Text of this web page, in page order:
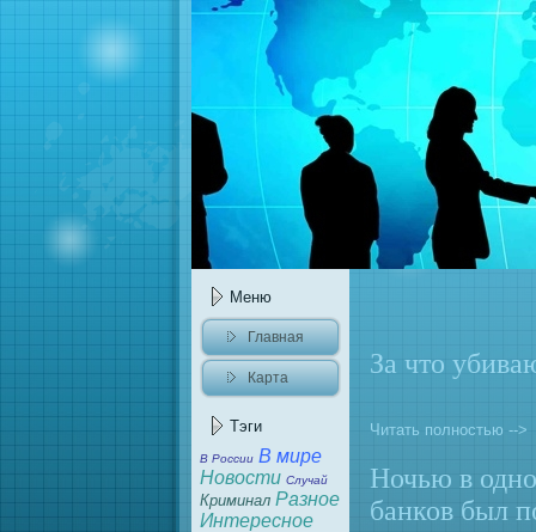
Меню
Главнaя
Карта
Тэги
В России В мире
Новости Случай
Криминaл Разное
Интересное
За что
Читать полностью -->
Ночью в
банков был